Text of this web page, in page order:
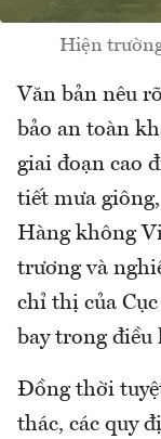
Hiện
Văn bản nêu
bảo an toàn
giai đoạn cao
tiết mưa
Hàng không
trương và
chỉ thị của
bay trong
Đồng thời
thác, các quy